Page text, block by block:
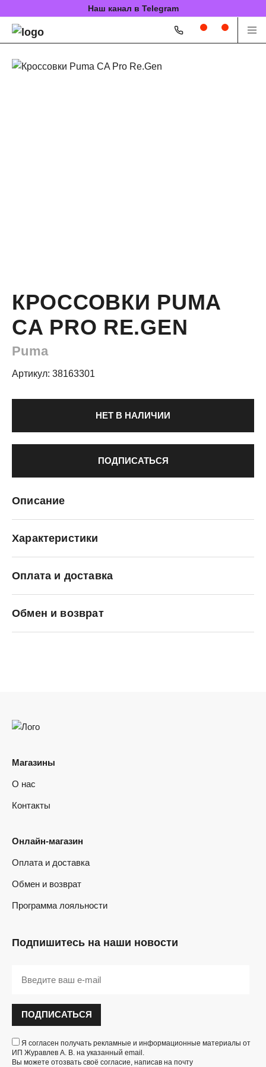
Наш канал в Telegram
КРОССОВКИ PUMA
CA PRO RE.GEN
Puma
Артикул: 38163301
НЕТ В НАЛИЧИИ
ПОДПИСАТЬСЯ
Описание
Характеристики
Оплата и доставка
Обмен и возврат
Магазины
О нас
Контакты
Онлайн-магазин
Оплата и доставка
Обмен и возврат
Программа лояльности
Подпишитесь на наши новости
ПОДПИСАТЬСЯ
Я согласен получать рекламные и информационные материалы от
ИП Журавлев А. В. на указанный email.
Вы можете отозвать своё согласие, написав на почту